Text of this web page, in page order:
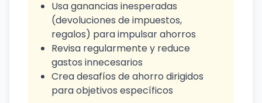
Usa ganancias inesperadas
(devoluciones de impuestos,
regalos) para impulsar ahorros
Revisa regularmente y reduce
gastos innecesarios
Crea desafíos de ahorro dirigidos
para objetivos específicos